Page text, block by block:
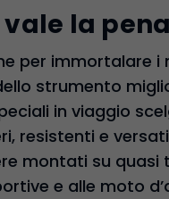
la
per immortalare i
strumento
in viaggio
resistenti e
montati su quasi
e alle moto